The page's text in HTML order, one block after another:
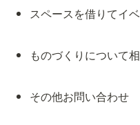
スペースを借りてイ
ものづくりについて
その他お問い合わせ